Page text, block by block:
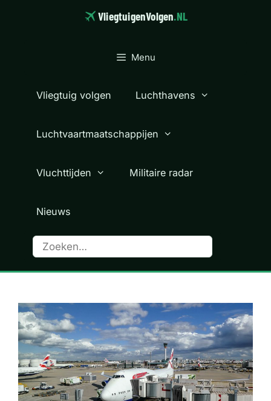
VliegtuigenVolgen.NL
Menu
Vliegtuig volgen Luchthavens
Luchtvaartmaatschappijen
Vluchttijden Militaire radar
Nieuws